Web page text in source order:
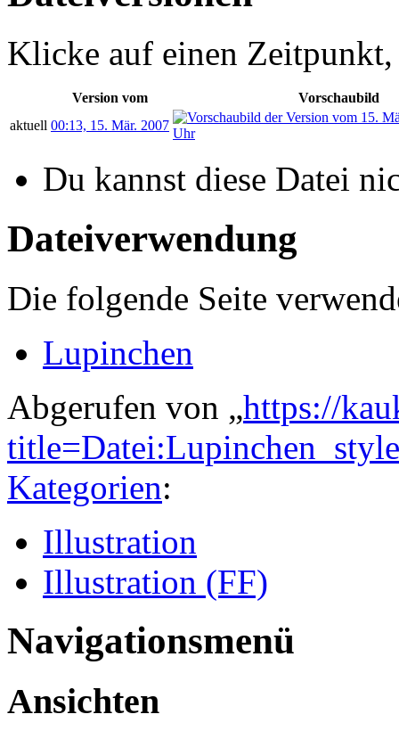
Klicke auf einen Zeitpunkt,
Version vom
Vorschaubild
aktuell 00:13, 15. Mär. 2007
Du kannst diese Datei
Dateiverwendung
Die folgende Seite
Lupinchen
Abgerufen von „https://
Kategorien:
Illustration
Illustration (FF)
Navigationsmenü
Ansichten